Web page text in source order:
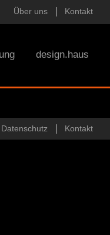
Über uns Kontakt
design.haus
Datenschutz Kontakt